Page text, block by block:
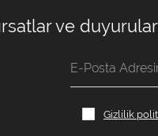
ve
Gizlilik